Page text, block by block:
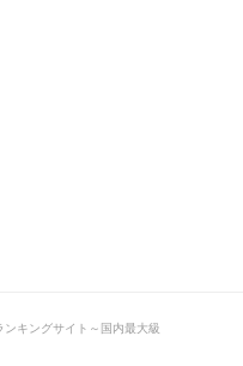
キングサイト～国内最大級